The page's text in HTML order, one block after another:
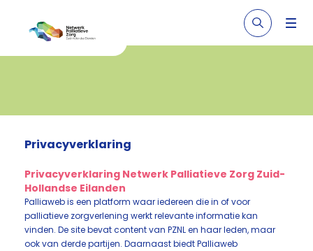
Privacyverklaring
Privacyverklaring Netwerk Palliatieve Zorg Zuid-
Hollandse Eilanden
Palliaweb is een platform waar iedereen die in of voor
palliatieve zorgverlening werkt relevante informatie kan
vinden. De site bevat content van PZNL en haar leden, maar
ook van derde partijen. Daarnaast biedt Palliaweb